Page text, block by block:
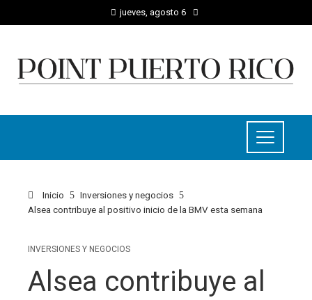
jueves, agosto 6
Inicio
Inversiones y negocios
Alsea contribuye al positivo inicio de la BMV esta semana
INVERSIONES Y NEGOCIOS
Alsea contribuye al